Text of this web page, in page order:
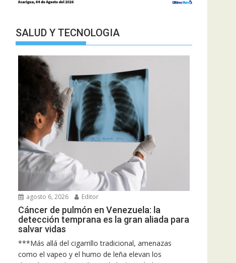
SALUD Y TECNOLOGIA
agosto 6, 2026 Editor
Cáncer de pulmón en Venezuela: la
detección temprana es la gran aliada para
salvar vidas
***Más allá del cigarrillo tradicional, amenazas
como el vapeo y el humo de leña elevan los